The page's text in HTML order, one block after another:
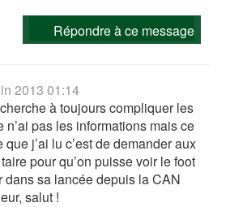
Répondre à ce message
2013 01:14
à toujours compliquer les
n’ai pas les informations mais ce
j’ai lu c’est de demander aux
pour qu’on puisse voir le foot
dans sa lancée depuis la CAN
salut !